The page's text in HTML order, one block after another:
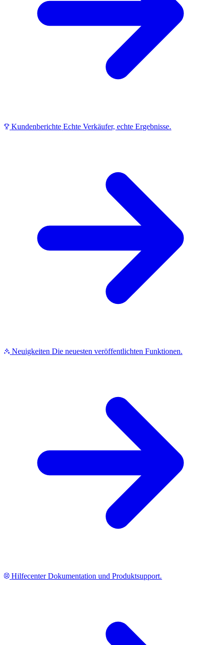
Kundenberichte Echte Verkäufer, echte Ergebnisse.
Neuigkeiten Die neuesten veröffentlichten Funktionen.
Hilfecenter Dokumentation und Produktsupport.